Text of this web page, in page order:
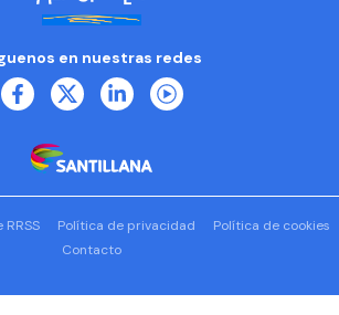
en nuestras redes
Política de privacidad
Política de cookies
Contacto